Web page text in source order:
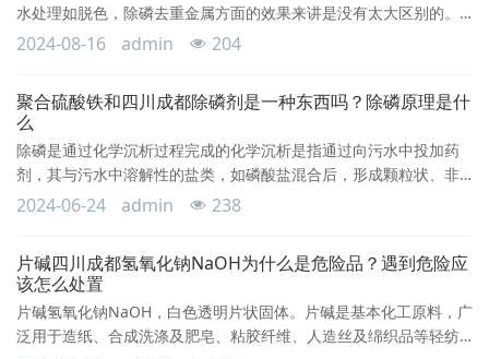
水处理如脱色，除磷去重金属方面的效果来讲是没有太大区别的。
但是因为废水处理效果受到了污染物浓度，废水PH值等各种因素的
的保障，下面我们来一一分析。 1.对于污水处理产品来说，液
体产品在运输上总是比固体产品稍显劣势的。在储存备
2024-08-16 admin 204
聚合硫酸铁和四川成都除磷剂是一种东西吗？除磷原理是什
么
除磷是通过化学沉析过程完成的化学沉析是指通过向污水中投加药
剂，其与污水中溶解性的盐类，如磷酸盐混合后，形成颗粒状、非
溶解性的物质。 除磷剂的种类根据其药剂的混凝过种与除磷的效果
场上兴新起的一种除磷剂，其效果要优于其它各类的药剂，其中高
分子聚合硫酸铁对污水中的非溶解性磷的去除率可达到
2024-06-24 admin 238
片碱四川成都氢氧化钠NaOH为什么是危险品？遇到危险应
该怎么处置
片碱氢氧化钠NaOH，白色透明片状固体。片碱是基本化工原料，广
泛用于造纸、合成洗涤及肥皂、粘胶纤维、人造丝及绵织品等轻纺